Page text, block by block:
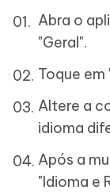
Abra o
"Geral".
Toque em
Altere a
idioma
Após a
"Idioma e